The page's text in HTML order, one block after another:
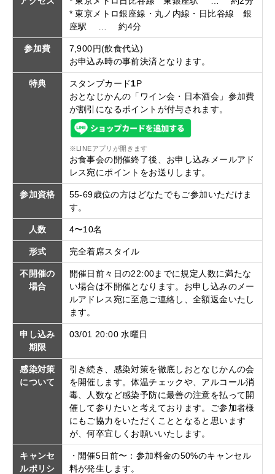
* 東京メトロ銀座線・丸ノ内線・日比谷線 銀
座駅 … 約4分
参加費
7,900円(飲食代込)
お申込み時の事前決済となります。
特典 スタンプカード1P
おとなじかんの「ワイン会・日本酒会」参加費
が割引になるポイントが付与されます。
※LINEアプリが開きます
お食事会の開催終了後、お申し込みメールアド
レス宛にポイントをお送りします。
参加資格
55-69歳位の方はどなたでもご参加いただけま
す。
人数 4〜10名
形式 完全着席スタイル
不開催の
場合
開催日前々日の22:00までに規定人数に満たな
い場合は不開催となります。お申し込みのメー
ルアドレス宛に至急ご連絡し、全額返金いたし
ます。
申し込み
期限
03/01 20:00 水曜日
感染対策
について
引き続き、感染対策を徹底しおとなじかんの会
を開催します。体温チェックや、アルコール消
毒、人数など感染予防に最善の注意を払って開
催して参りたいと考えております。ご参加者様
にもご協力をいただくこととなると思います
が、何卒宜しくお願いいたします。
キャンセ
ルポリシ
・開催5日前〜：参加料金の50%のキャンセル
料が発生します。